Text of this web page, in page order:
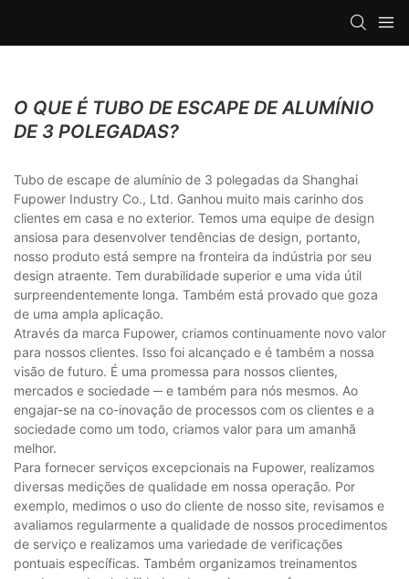
O QUE É TUBO DE ESCAPE DE ALUMÍNIO
DE 3 POLEGADAS?
Tubo de escape de alumínio de 3 polegadas da Shanghai
Fupower Industry Co., Ltd. Ganhou muito mais carinho dos
clientes em casa e no exterior. Temos uma equipe de design
ansiosa para desenvolver tendências de design, portanto,
nosso produto está sempre na fronteira da indústria por seu
design atraente. Tem durabilidade superior e uma vida útil
surpreendentemente longa. Também está provado que goza
de uma ampla aplicação.
Através da marca Fupower, criamos continuamente novo valor
para nossos clientes. Isso foi alcançado e é também a nossa
visão de futuro. É uma promessa para nossos clientes,
mercados e sociedade ─ e também para nós mesmos. Ao
engajar-se na co-inovação de processos com os clientes e a
sociedade como um todo, criamos valor para um amanhã
melhor.
Para fornecer serviços excepcionais na Fupower, realizamos
diversas medições de qualidade em nossa operação. Por
exemplo, medimos o uso do cliente de nosso site, revisamos e
avaliamos regularmente a qualidade de nossos procedimentos
de serviço e realizamos uma variedade de verificações
pontuais específicas. Também organizamos treinamentos